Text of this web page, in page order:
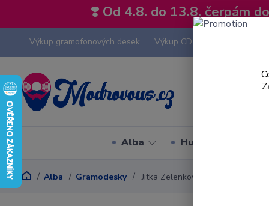
❣️ Od 4.8. do 13.8. čerpám
Výkup gramofonových desek Výkup CD
Alba Hudební styly
Alba Gramodesky Jitka Zelenková - V Tuto Chvíli -